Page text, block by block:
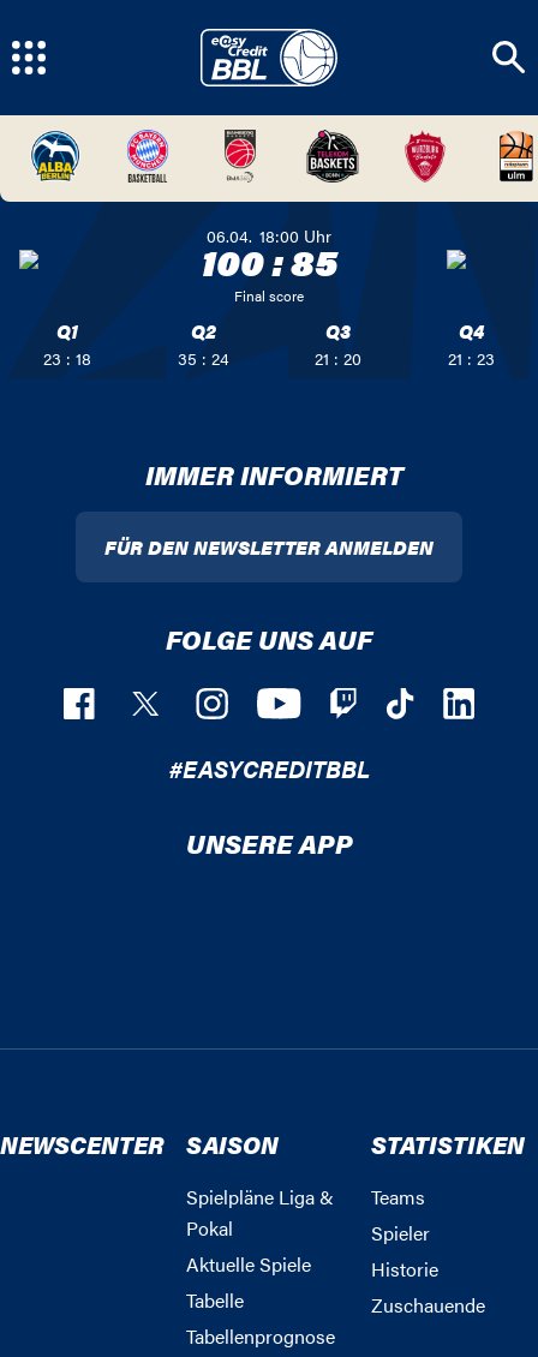
06.04. 18:00 Uhr
100:85
Final score
Q1
23 : 18
Q2
35 : 24
Q3
21 : 20
Q4
21 : 23
IMMER INFORMIERT
FÜR DEN NEWSLETTER ANMELDEN
FOLGE UNS AUF
#EASYCREDITBBL
UNSERE APP
NEWSCENTER SAISON
Spielpläne Liga &
Pokal
Aktuelle Spiele
Tabelle
Tabellenprognose
STATISTIKEN
Teams
Spieler
Historie
Zuschauende